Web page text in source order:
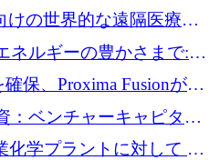
けの世界的な遠隔医療プ
するために 100 万ユー
ネルギーの豊かさまで:
ヨーロッパの AI の未来
きるか
保、Proxima Fusionが4
得、Invest EuropeはVCの
：ベンチャーキャピタル
準に到達
化学プラントに対して EU